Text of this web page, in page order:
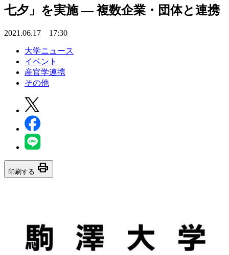
七夕」を実施 — 複数企業・団体と連携
2021.06.17 17:30
大学ニュース
イベント
産官学連携
その他
印刷する print